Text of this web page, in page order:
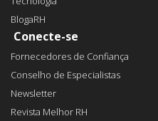
BlogaRH
Conecte-se
Fornecedores de Confiança
Conselho de Especialistas
Newsletter
Revista Melhor RH